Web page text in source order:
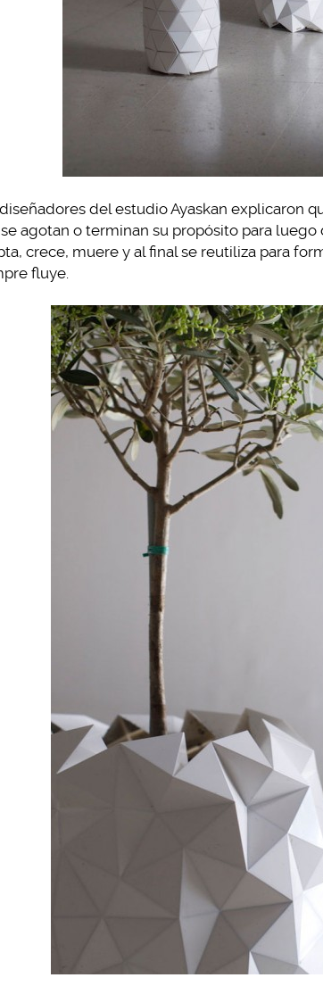
del estudio Ayaskan explicaron
agotan o terminan su propósito para
crece, muere y al final se reutiliza para
fluye.